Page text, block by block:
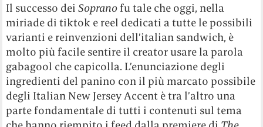
Il successo deiSopranofu tale che oggi, nella
miriade di tiktok e reel dedicati a tutte le possibili
varianti e reinvenzioni dell’italian sandwich, è
molto più facile sentire il creator usare la parola
gabagool che capicolla. L’enunciazione degli
ingredienti del panino con il più marcato possibile
degli Italian New Jersey Accent è tra l’altro una
parte fondamentale di tutti i contenuti sul tema